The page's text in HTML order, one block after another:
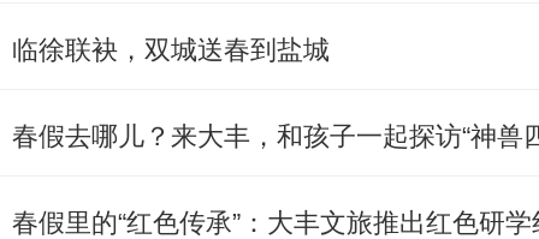
临徐联袂，双城送春到盐城
春假去哪儿？来大丰，和孩子一起探访“神兽
春假里的“红色传承”：大丰文旅推出红色研学